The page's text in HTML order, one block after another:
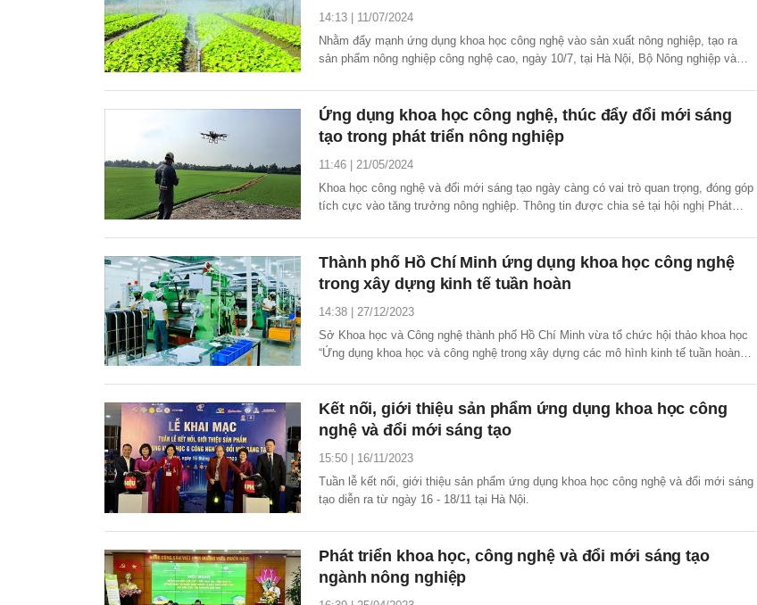
14:13 | 11/07/2024
Nhằm đẩy mạnh ứng dụng khoa học công nghệ vào sản xuất nông nghiệp, tạo ra
sản phẩm nông nghiệp công nghệ cao, ngày 10/7, tại Hà Nội, Bộ Nông nghiệp và
nghệ ngành nông nghiệp với doanh nghiệp, hợp tác xã, người dân.
Ứng dụng khoa học công nghệ, thúc đẩy đổi mới sáng
tạo trong phát triển nông nghiệp
11:46 | 21/05/2024
Khoa học công nghệ và đổi mới sáng tạo ngày càng có vai trò quan trọng, đóng góp
tích cực vào tăng trưởng nông nghiệp. Thông tin được chia sẻ tại hội nghị Phát
nông thôn đến năm 2030, tầm nhìn đến năm 2050 do Bộ Nông...
Thành phố Hồ Chí Minh ứng dụng khoa học công nghệ
trong xây dựng kinh tế tuần hoàn
14:38 | 27/12/2023
Sở Khoa học và Công nghệ thành phố Hồ Chí Minh vừa tổ chức hội thảo khoa học
“Ứng dụng khoa học và công nghệ trong xây dựng các mô hình kinh tế tuần hoàn
Kết nối, giới thiệu sản phẩm ứng dụng khoa học công
nghệ và đổi mới sáng tạo
15:50 | 16/11/2023
Tuần lễ kết nối, giới thiệu sản phẩm ứng dụng khoa học công nghệ và đổi mới sáng
tạo diễn ra từ ngày 16 - 18/11 tại Hà Nội.
Phát triển khoa học, công nghệ và đổi mới sáng tạo
ngành nông nghiệp